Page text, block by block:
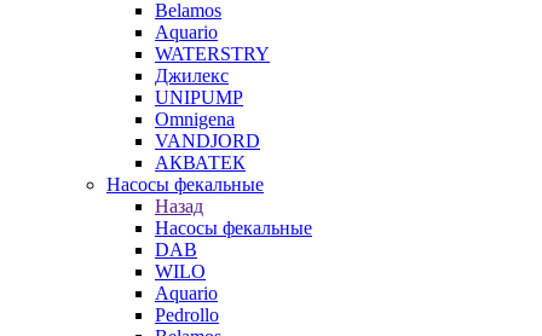
Belamos
Aquario
WATERSTRY
Джилекс
UNIPUMP
Omnigena
VANDJORD
АКВАТЕК
Насосы фекальные
Назад
Насосы фекальные
DAB
WILO
Aquario
Pedrollo